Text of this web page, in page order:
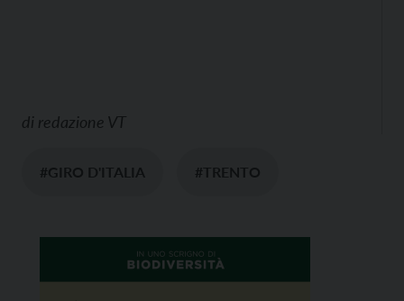
di redazione VT
#GIRO D'ITALIA #TRENTO